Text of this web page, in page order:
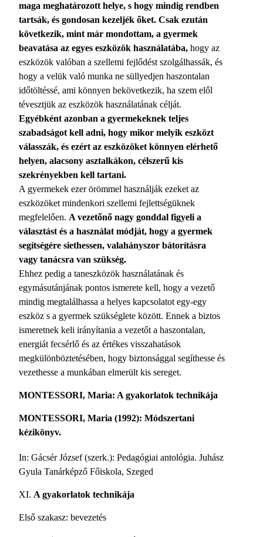
maga meghatározott helye, s hogy mindig rendben
tartsák, és gondosan kezeljék őket. Csak ezután
következik, mint már mondottam, a gyermek
beavatása az egyes eszközök használatába, hogy az
eszközök valóban a szellemi fejlődést szolgálhassák, és
hogy a velük való munka ne süllyedjen haszontalan
időtöltéssé, ami könnyen bekövetkezik, ha szem elől
tévesztjük az eszközök használatának célját.
Egyébként azonban a gyermekeknek teljes
szabadságot kell adni, hogy mikor melyik eszközt
válasszák, és ezért az eszközöket könnyen elérhető
helyen, alacsony asztalkákon, célszerű kis
szekrényekben kell tartani.
A gyermekek ezer örömmel használják ezeket az
eszközöket mindenkori szellemi fejlettségüknek
megfelelően. A vezetőnő nagy gonddal figyeli a
választást és a használat módját, hogy a gyermek
segítségére siethessen, valahányszor bátorításra
vagy tanácsra van szükség.
Ehhez pedig a taneszközök használatának és
egymásutánjának pontos ismerete kell, hogy a vezető
mindig megtalálhassa a helyes kapcsolatot egy-egy
eszköz s a gyermek szükséglete között. Ennek a biztos
ismeretnek keli irányítania a vezetőt a haszontalan,
energiát fecsérlő és az értékes visszahatások
megkülönböztetésében, hogy biztonsággal segíthesse és
vezethesse a munkában elmerült kis sereget.
MONTESSORI, Maria: A gyakorlatok technikája
MONTESSORI, Maria (1992): Módszertani
kézikönyv.
In: Gácsér József (szerk.): Pedagógiai antológia. Juhász
Gyula Tanárképző Főiskola, Szeged
XI. A gyakorlatok technikája
Első szakasz: bevezetés